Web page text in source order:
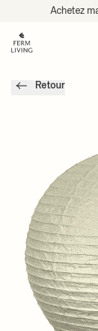
Passer au contenu
Achetez
Retour